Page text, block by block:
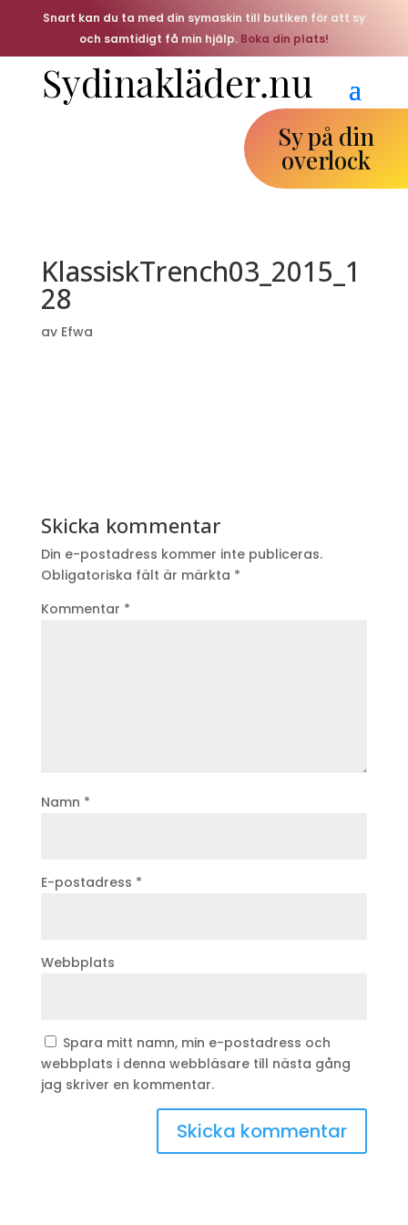
Snart kan du ta med din symaskin till butiken för att sy
och samtidigt få min hjälp. Boka din plats!
Sy på din
overlock
KlassiskTrench03_2015_1
28
av Efwa
Skicka kommentar
Din e-postadress kommer inte publiceras.
Obligatoriska fält är märkta *
Kommentar *
Namn *
E-postadress *
Webbplats
Spara mitt namn, min e-postadress och
webbplats i denna webbläsare till nästa gång
jag skriver en kommentar.